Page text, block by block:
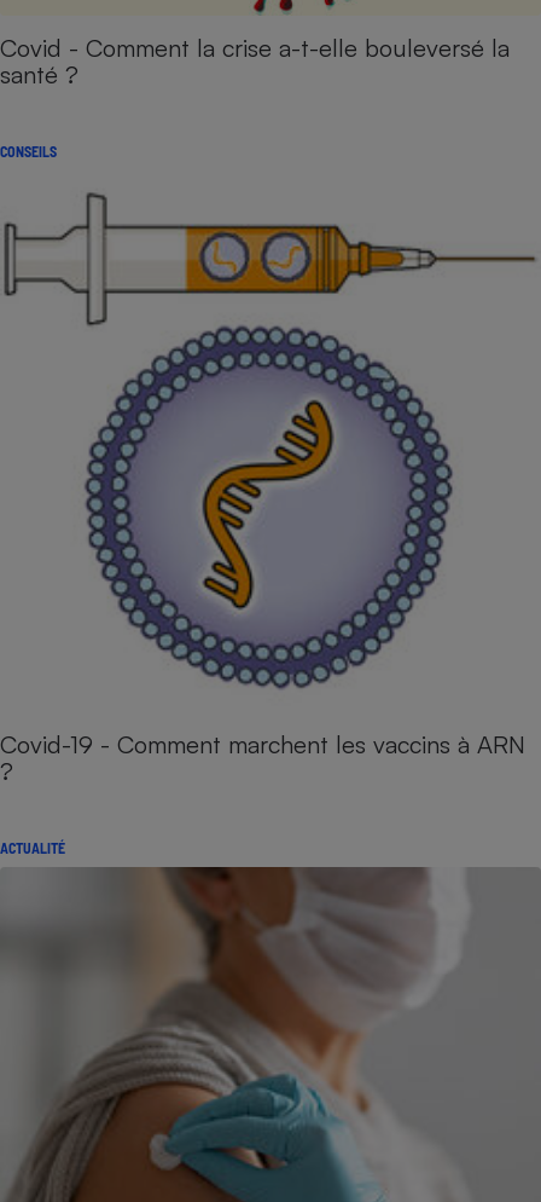
Covid - Comment la crise a-t-elle bouleversé la
santé ?
CONSEILS
Covid-19 - Comment marchent les vaccins à ARN
?
ACTUALITÉ